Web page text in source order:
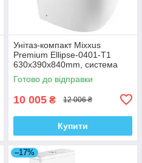
Унітаз-компакт Mixxus
Premium Ellipse-0401-T1
630x390x840mm, система
змиву TORNADO 1.0
(MP6467)
Готово до відправки
10 005 ₴ 12 006 ₴
Купити
–17%